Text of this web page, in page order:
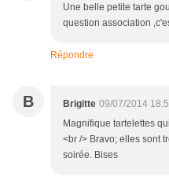
Une belle petite tarte
question association
Répondre
B Brigitte 09/07/2014
Magnifique tartelettes
<br /> Bravo; elles sont
soirée. Bises